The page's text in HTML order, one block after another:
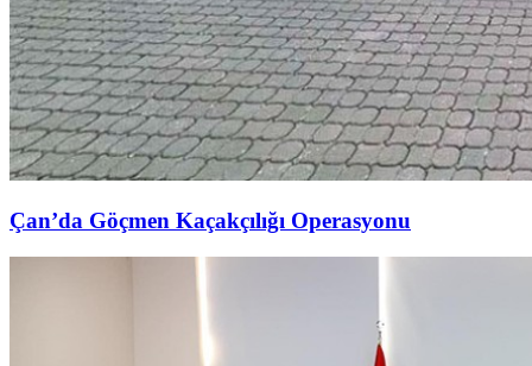
Çan’da Göçmen Kaçakçılığı Operasyonu